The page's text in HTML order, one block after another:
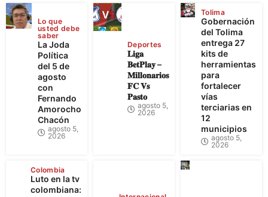
Lo que
usted debe
saber
La Joda
Política
del 5 de
agosto
con
Fernando
Amorocho
Chacón
agosto 5,
2026
Deportes
𝐋𝐢𝐠𝐚
𝐁𝐞𝐭𝐏𝐥𝐚𝐲 –
𝐌𝐢𝐥𝐥𝐨𝐧𝐚𝐫𝐢𝐨𝐬
𝐅𝐂 𝐕𝐬
𝐏𝐚𝐬𝐭𝐨
agosto 5,
2026
Tolima
Gobernación
del Tolima
entrega 27
kits de
herramientas
para
fortalecer
vías
terciarias en
12
municipios
agosto 5,
2026
Colombia
Luto en la tv
colombiana: